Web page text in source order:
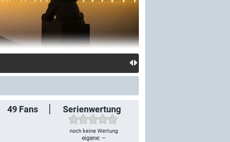
49 Fans Serienwertung
noch keine Wertung
eigene: –